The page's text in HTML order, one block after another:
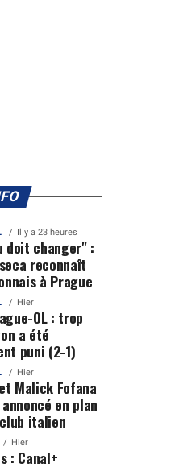
Il y a 23 heures
doit changer" :
reconnaît
à Prague
Hier
OL : trop
a été
puni (2-1)
Hier
Malick Fofana
en plan
italien
Hier
: Canal+